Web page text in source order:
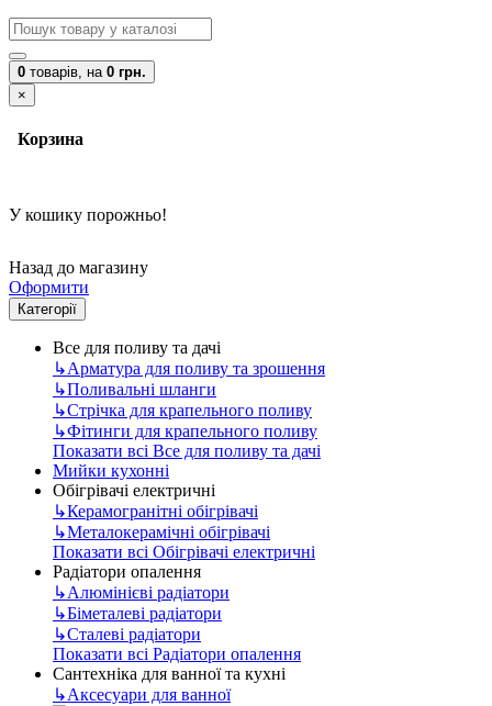
0 товарів, на 0 грн.
×
Корзина
У кошику порожньо!
Назад до магазину
Оформити
Категорії
Все для поливу та дачі
↳Арматура для поливу та зрошення
↳Поливальні шланги
↳Стрічка для крапельного поливу
↳Фітинги для крапельного поливу
Показати всі Все для поливу та дачі
Мийки кухонні
Обігрівачі електричні
↳Керамогранітні обігрівачі
↳Металокерамічні обігрівачі
Показати всі Обігрівачі електричні
Радіатори опалення
↳Алюмінієві радіатори
↳Біметалеві радіатори
↳Сталеві радіатори
Показати всі Радіатори опалення
Сантехніка для ванної та кухні
↳Аксесуари для ванної